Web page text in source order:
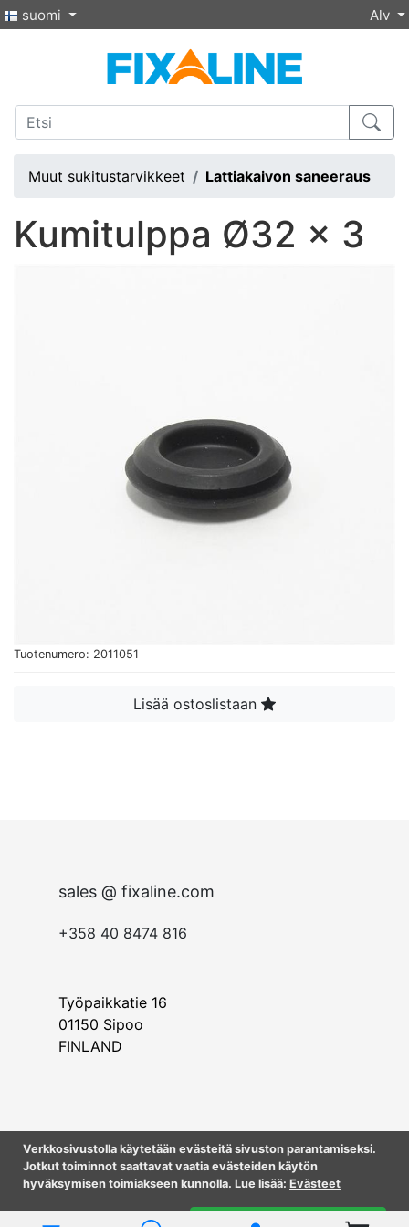
Verkkosivustolla käytetään evästeitä sivuston parantamiseksi.
Jotkut toiminnot saattavat vaatia evästeiden käytön
hyväksymisen toimiakseen kunnolla. Lue lisää: Evästeet
suomi Alv
Muut sukitustarvikkeet Lattiakaivon saneeraus
Kumitulppa Ø32 x 3
Tuotenumero: 2011051
Lisää ostoslistaan
sales @ fixaline.com
+358 40 8474 816
Työpaikkatie 16
01150 Sipoo
FINLAND
© 2023 Sukitustukku Oy